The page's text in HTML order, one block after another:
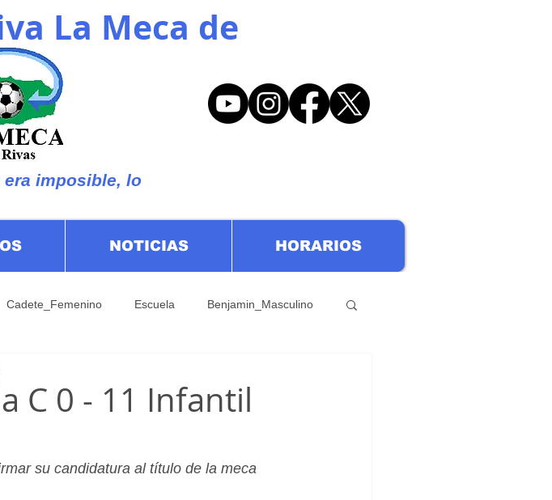
La Meca de
imposible, lo
NOTICIAS HORARIOS
Cadete_Femenino Escuela Benjamin_Masculino
C 0 - 11 Infantil
su candidatura al título de la meca